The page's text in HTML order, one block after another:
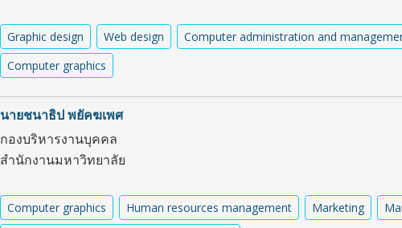
Graphic design Web design Computer administration and
Computer graphics
นายชนาธิป พยัคฆเพศ
กองบริหารงานบุคคล
สำนักงานมหาวิทยาลัย
Computer graphics Human resources management Marketing